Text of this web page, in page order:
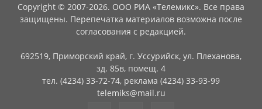
Copyright © 2007-2026. ООО РИА «Телемикс». Все права
защищены. Перепечатка материалов возможна после
согласования с редакцией.
692519, Приморский край, г. Уссурийск, ул. Плеханова,
зд. 85в, помещ. 4
тел. (4234) 33-72-74, реклама (4234) 33-93-99
telemiks@mail.ru